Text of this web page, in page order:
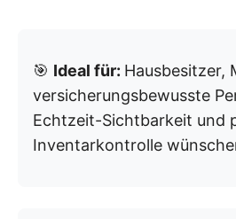
🎯 Ideal für: Hausbesitzer,
versicherungsbewusste
Echtzeit-Sichtbarkeit und
Inventarkontrolle